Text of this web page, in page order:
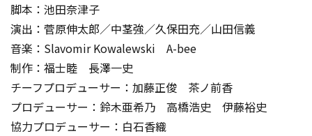
脚本：池田奈津子
演出：菅原伸太郎／中茎強／久保田充／山田信義
音楽：Slavomir Kowalewski A-bee
制作：福士睦 長澤一史
チーフプロデューサー：加藤正俊 茶ノ前香
プロデューサー：鈴木亜希乃 高橋浩史 伊藤裕史
協力プロデューサー：白石香織